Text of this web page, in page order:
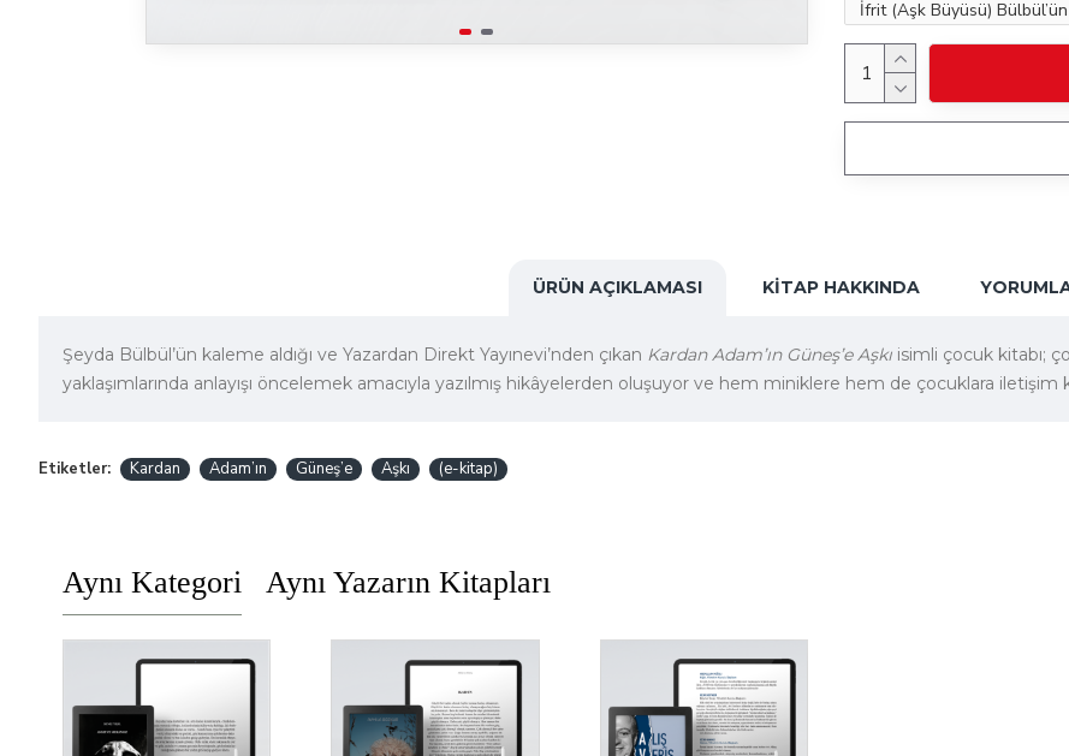
ÜRÜN AÇIKLAMASI KITAP HAKKINDA
Şeyda Bülbül’ün kaleme aldığı ve Yazardan Direkt Yayınevi’nden çıkan Kardan Adam’ın Güneş’e Aşkı isimli çocuk kitabı;
yaklaşımlarında anlayışı öncelemek amacıyla yazılmış hikâyelerden oluşuyor ve hem miniklere hem de çocuklara iletişim
Etiketler: Kardan Adam’ın Güneş’e Aşkı (e-kitap)
Aynı Kategori Aynı Yazarın Kitapları